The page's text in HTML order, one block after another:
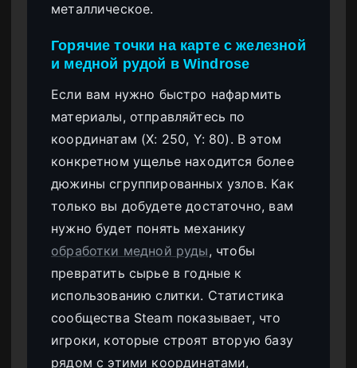
металлическое.
Горячие точки на карте с железной
и медной рудой в Windrose
Если вам нужно быстро нафармить
материалы, отправляйтесь по
координатам (X: 250, Y: 80). В этом
конкретном ущелье находится более
дюжины сгруппированных узлов. Как
только вы добудете достаточно, вам
нужно будет понять механику
обработки медной руды, чтобы
превратить сырье в годные к
использованию слитки. Статистика
сообщества Steam показывает, что
игроки, которые строят вторую базу
рядом с этими координатами,